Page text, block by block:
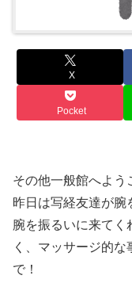
X
Pocket
その他一般館へよう
昨日は写経友達が腕
腕を振るいに来てく
く、マッサージ的
で！